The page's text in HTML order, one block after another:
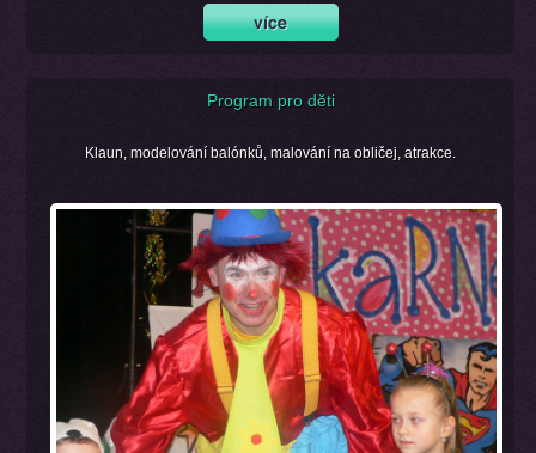
Program pro děti
Klaun, modelování balónků, malování na obličej, atrakce.